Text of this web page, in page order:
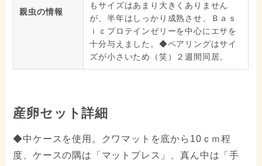
親虫の情報
もサイズはあまり大きくありません
が、半年はしっかり成熟させ、Ｂａｓ
ｉｃプロテインゼリーを中心にエサを
十分与えました。◆ペアリングはサイ
ズが小さいため（笑）２週間同居。
産卵セット詳細
◆中ケースを使用。クワマットを底から10ｃｍ程
度、ケースの隅は「マットプレス」、真ん中は「手